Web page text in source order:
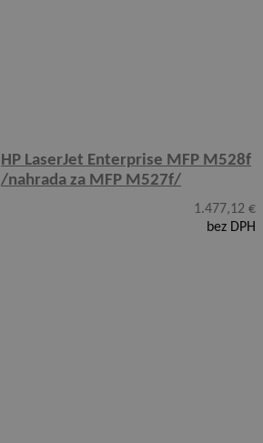
HP LaserJet Enterprise MFP M528f
/nahrada za MFP M527f/
1.477,12 €
bez DPH